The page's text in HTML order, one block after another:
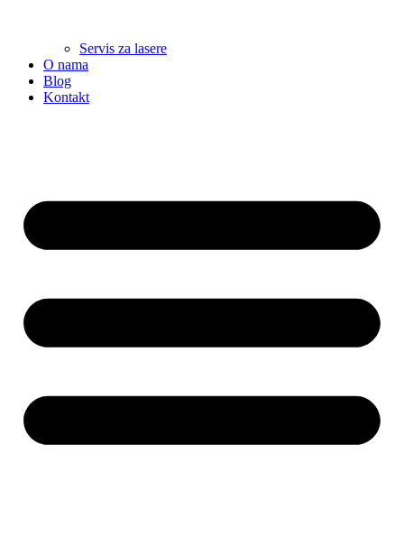
Servis za lasere
O nama
Blog
Kontakt